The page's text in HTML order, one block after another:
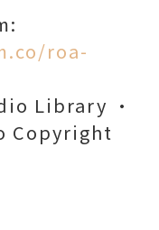
roa-
Library •
Copyright